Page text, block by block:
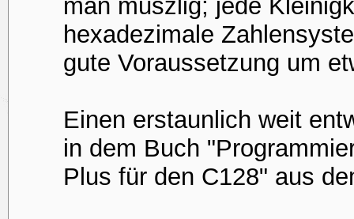
man muszlig; jede
hexadezimale
gute Voraussetzung um
Einen erstaunlich weit
in dem Buch
Plus für den C128" aus